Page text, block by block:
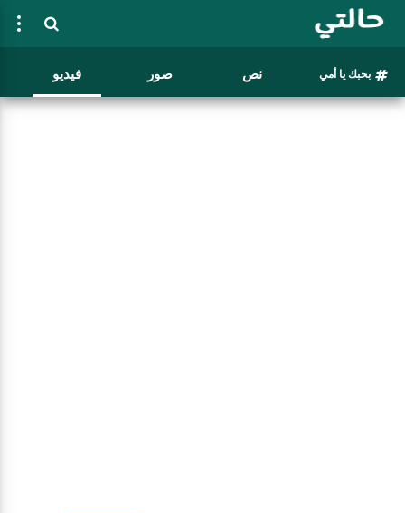
بحبك يا أمي نص صور فيديو